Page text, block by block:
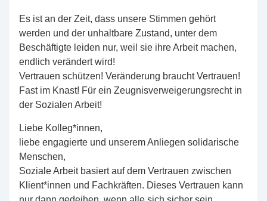
Es ist an der Zeit, dass unsere Stimmen gehört
werden und der unhaltbare Zustand, unter dem
Beschäftigte leiden nur, weil sie ihre Arbeit machen,
endlich verändert wird!
Vertrauen schützen! Veränderung braucht Vertrauen!
Fast im Knast! Für ein Zeugnisverweigerungsrecht in
der Sozialen Arbeit!
Liebe Kolleg*innen,
liebe engagierte und unserem Anliegen solidarische
Menschen,
Soziale Arbeit basiert auf dem Vertrauen zwischen
Klient*innen und Fachkräften. Dieses Vertrauen kann